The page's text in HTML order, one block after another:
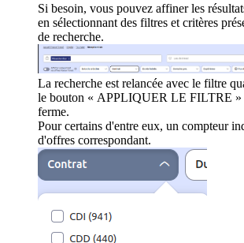
Si besoin, vous pouvez affiner les
en sélectionnant des filtres et critères
de recherche.
La recherche est relancée avec le filtre
le bouton « APPLIQUER LE FILTRE »
ferme.
Pour certains d'entre eux, un compteur
d'offres correspondant.